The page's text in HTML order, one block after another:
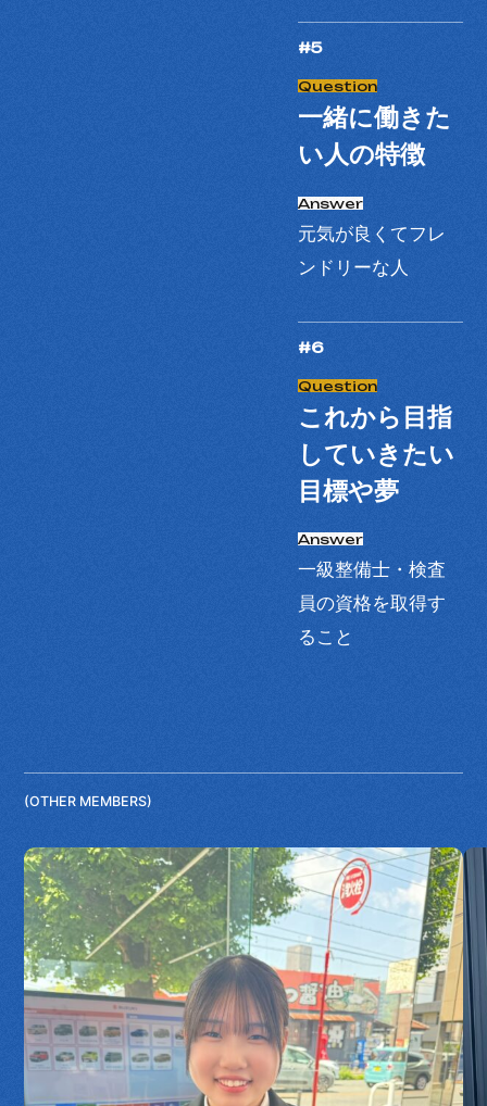
#5
一緒に働きた
い人の特徴
元気が良くてフレ
ンドリーな人
#6
これから目指
していきたい
目標や夢
一級整備士・検査
員の資格を取得す
ること
(OTHER MEMBERS)